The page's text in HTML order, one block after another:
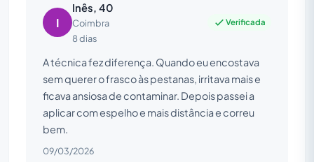
I
Inês, 40
Coimbra
8 dias
Verificada
A técnica fez diferença. Quando eu encostava
sem querer o frasco às pestanas, irritava mais e
ficava ansiosa de contaminar. Depois passei a
aplicar com espelho e mais distância e correu
bem.
09/03/2026